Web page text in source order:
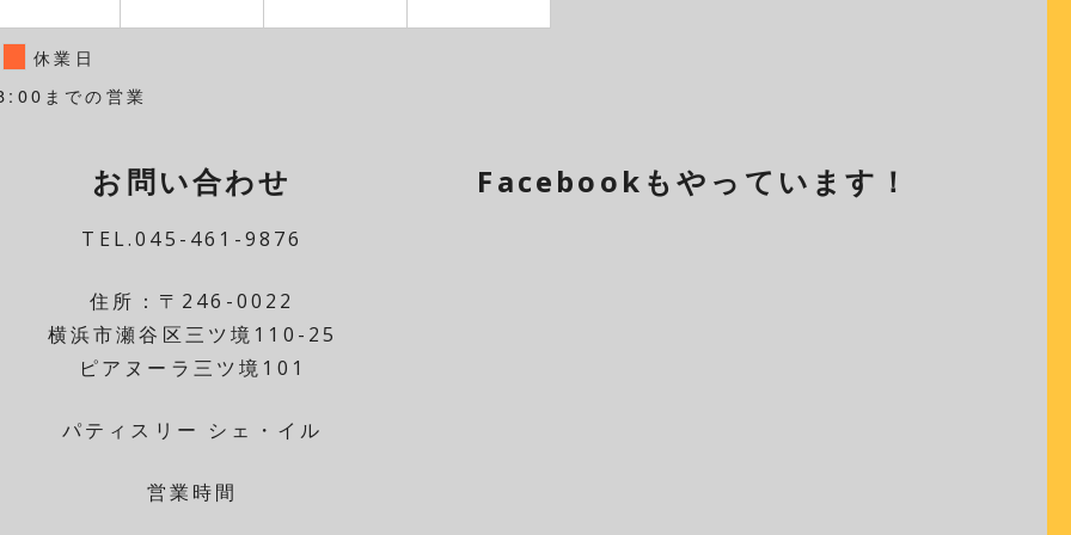
休業日
までの営業
お問い合わせ
TEL.045-461-9876
住所：〒246-0022
横浜市瀬谷区三ツ境110-25
ピアヌーラ三ツ境101
パティスリー シェ・イル
営業時間
Facebookもやっています！